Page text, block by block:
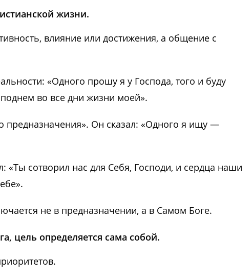
жизни.
влияние или достижения, а общение с
«Одного прошу я у Господа, того и буду
во все дни жизни моей».
предназначения». Он сказал: «Одного я ищу —
«Ты сотворил нас для Себя, Господи, и сердца наши
не в предназначении, а в Самом Боге.
цель определяется сама собой.